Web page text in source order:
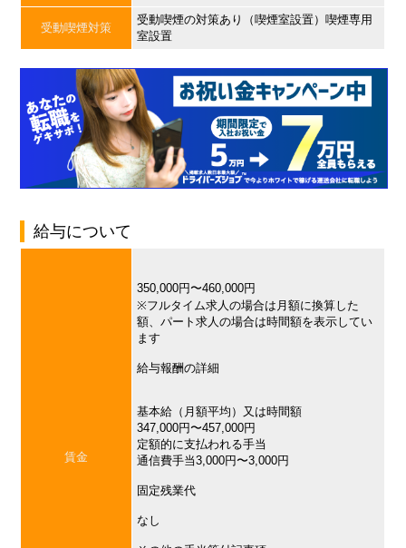
受動喫煙対策
受動喫煙の対策あり（喫煙室設置）喫煙専用
室設置
給与について
賃金
350,000円〜460,000円
※フルタイム求人の場合は月額に換算した
額、パート求人の場合は時間額を表示してい
ます
給与報酬の詳細
基本給（月額平均）又は時間額
347,000円〜457,000円
定額的に支払われる手当
通信費手当3,000円〜3,000円
固定残業代
なし